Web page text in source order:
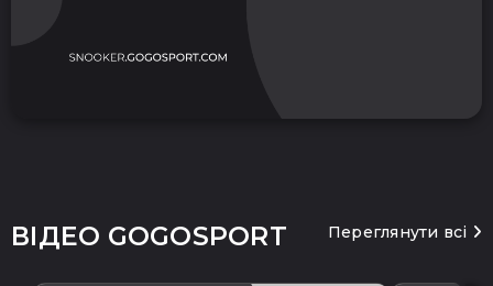
ВІДЕО GOGOSPORT Переглянути всі